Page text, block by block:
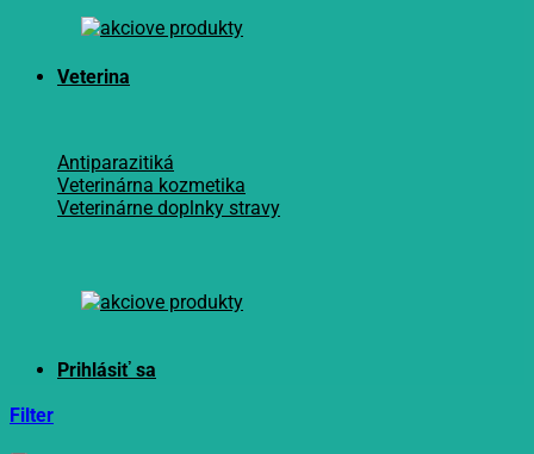
Veterina
Antiparazitiká
Veterinárna kozmetika
Veterinárne doplnky stravy
Filter